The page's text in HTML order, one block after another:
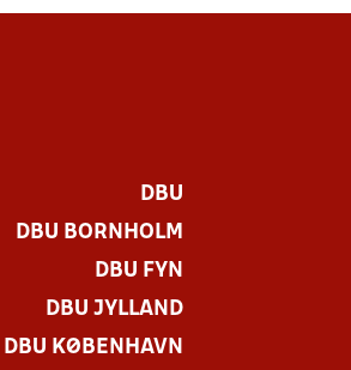
DBU
DBU BORNHOLM
DBU FYN
DBU JYLLAND
DBU KØBENHAVN